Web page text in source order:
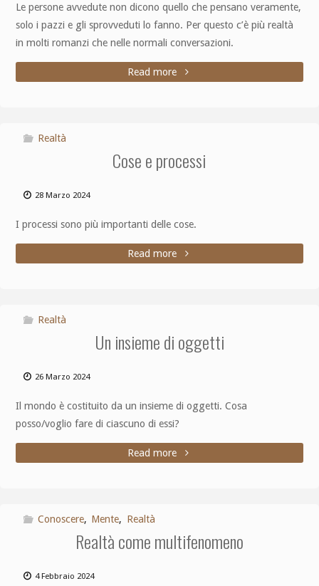
Le persone avvedute non dicono quello che pensano veramente,
solo i pazzi e gli sprovveduti lo fanno. Per questo c’è più realtà
in molti romanzi che nelle normali conversazioni.
Read more
Realtà
Cose e processi
28 Marzo 2024
I processi sono più importanti delle cose.
Read more
Realtà
Un insieme di oggetti
26 Marzo 2024
Il mondo è costituito da un insieme di oggetti. Cosa
posso/voglio fare di ciascuno di essi?
Read more
Conoscere, Mente, Realtà
Realtà come multifenomeno
4 Febbraio 2024